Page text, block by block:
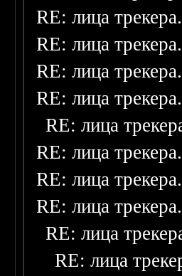
RE: лица трекера.
RE: лица трекера.
RE: лица трекера.
RE: лица трекера.
RE: лица
RE: лица трекера.
RE: лица трекера.
RE: лица трекера.
RE: лица
RE: лица